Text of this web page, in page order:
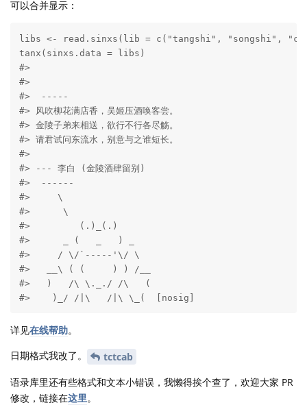
可以合并显示：
libs <- read.sinxs(lib = c("tangshi", "songshi",
tanx(sinxs.data = libs)
#>
#>
#>  -----
#> 风吹柳花满店香，吴姬压酒唤客尝。
#> 金陵子弟来相送，欲行不行各尽觞。
#> 请君试问东流水，别意与之谁短长。
#>
#> --- 李白 (金陵酒肆留别)
#>  ------
#>     \
#>      \
#>         (.)_(.)
#>      _ (   _   ) _
#>     / \/`-----'\/ \
#>   __\ ( (     ) ) /__
#>   )   /\ \._./ /\   (
#>    )_/ /|\   /|\ \_(  [nosig]
详见在线帮助。
日期格式我改了。
tctcab
语录库里还有些格式和文本小错误，我懒得挨个查了，欢迎大家 PR
修改，链接在这里。